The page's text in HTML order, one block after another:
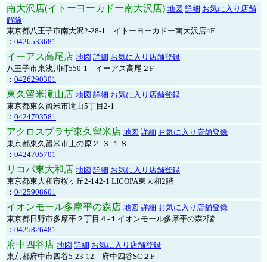
南大沢店(イトーヨーカドー南大沢店) 地図 詳細 お気に入り店舗
解除
東京都八王子市南大沢2-28-1 イトーヨーカドー南大沢店4F
： 0426533681
イーアス高尾店 地図 詳細 お気に入り店舗登録
八王子市東浅川町550-1 イーアス高尾２F
： 0426290301
東久留米滝山店 地図 詳細 お気に入り店舗登録
東京都東久留米市滝山5丁目2-1
： 0424703581
アクロスプラザ東久留米店 地図 詳細 お気に入り店舗登録
東京都東久留米市上の原２-３-１８
： 0424705701
リコパ東大和店 地図 詳細 お気に入り店舗登録
東京都東大和市桜ヶ丘2-142-1 LICOPA東大和2階
： 0425908601
イオンモール多摩平の森店 地図 詳細 お気に入り店舗登録
東京都日野市多摩平２丁目４-１イオンモール多摩平の森2階
： 0425826481
府中四谷店 地図 詳細 お気に入り店舗登録
東京都府中市四谷5-23-12 府中四谷SC２F